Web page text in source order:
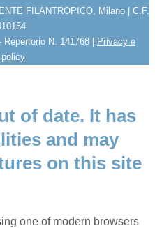
FILANTROPICO, Milano | C.F.
N. 141768 | Privacy e
of date. It has
and may
on this site
one of modern browsers